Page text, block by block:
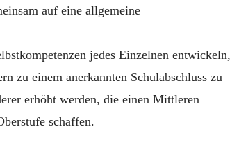
auf eine allgemeine
jedes Einzelnen entwickeln,
zu einem anerkannten Schulabschluss zu
erhöht werden, die einen Mittleren
schaffen.